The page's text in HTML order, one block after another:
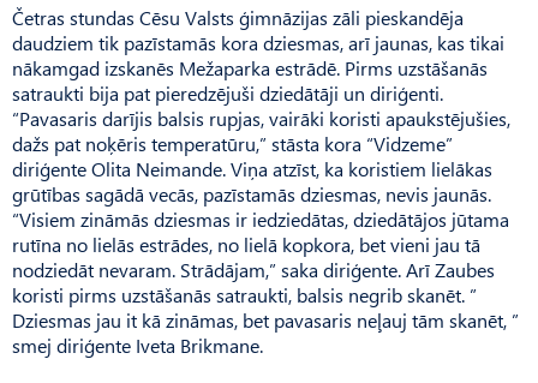
Četras stundas Cēsu Valsts ģimnāzijas zāli pieskandēja
daudziem tik pazīstamās kora dziesmas, arī jaunas, kas tikai
nākamgad izskanēs Mežaparka estrādē. Pirms uzstāšanās
satraukti bija pat pieredzējuši dziedātāji un diriģenti.
“Pavasaris darījis balsis rupjas, vairāki koristi apaukstējušies,
dažs pat noķēris temperatūru,” stāsta kora “Vidzeme”
diriģente Olita Neimande. Viņa atzīst, ka koristiem lielākas
grūtības sagādā vecās, pazīstamās dziesmas, nevis jaunās.
“Visiem zināmās dziesmas ir iedziedātas, dziedātājos jūtama
rutīna no lielās estrādes, no lielā kopkora, bet vieni jau tā
nodziedāt nevaram. Strādājam,” saka diriģente. Arī Zaubes
koristi pirms uzstāšanās satraukti, balsis negrib skanēt. ”
Dziesmas jau it kā zināmas, bet pavasaris neļauj tām skanēt, ”
smej diriģente Iveta Brikmane.